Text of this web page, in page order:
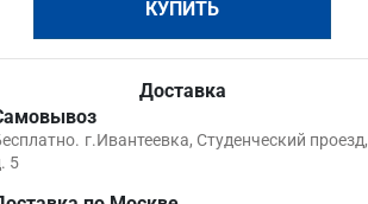
КУПИТЬ
Доставка
г.Ивантеевка, Студенческий проезд,
5